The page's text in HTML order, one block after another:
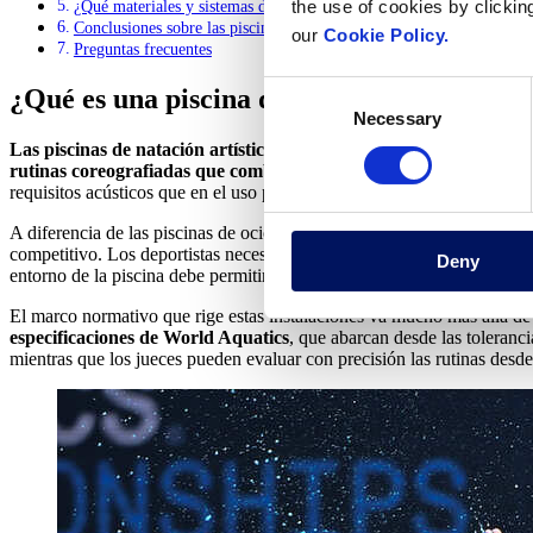
the use of cookies by
our Cookie Policy.
Necessary
Deny
¿Qué materiales y sistemas de construcción se utilizan en los
Conclusiones sobre las piscinas de natación artística
Preguntas frecuentes
¿Qué es una piscina de natación artística
Las piscinas de natación artística son instalaciones acuáticas
rutinas coreografiadas que combinan elementos de natación,
requisitos acústicos que en el uso puramente recreativo.
A diferencia de las piscinas de ocio, que priorizan la comodidad y la
competitivo. Los deportistas necesitan una visibilidad subacuática
entorno de la piscina debe permitir movimientos coreográficos
El marco normativo que rige estas instalaciones va mucho más allá
especificaciones de World Aquatics, que abarcan desde las
mientras que los jueces pueden evaluar con precisión las rutinas